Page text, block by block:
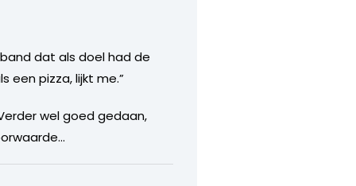
dat als doel had de
een pizza, lijkt me.”
wel goed gedaan,